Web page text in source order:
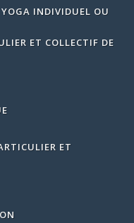
YOGA INDIVIDUEL OU
ET COLLECTIF DE
ET